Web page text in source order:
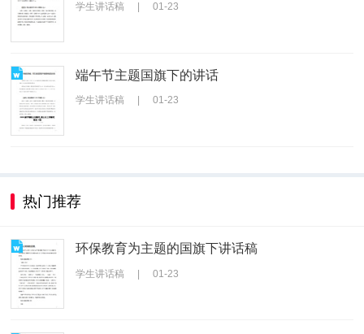
学生讲话稿 01-23
端午节主题国旗下的讲话
学生讲话稿 01-23
热门推荐
环保教育为主题的国旗下讲话稿
学生讲话稿 01-23